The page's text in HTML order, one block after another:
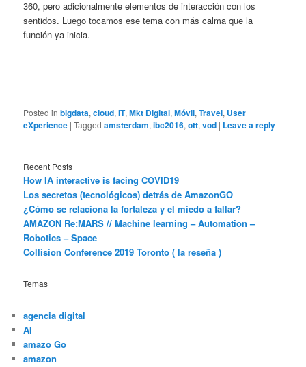
360, pero adicionalmente elementos de interacción con los
sentidos. Luego tocamos ese tema con más calma que la
función ya inicia.
Posted in bigdata,cloud,IT,Mkt Digital,Móvil,Travel, User
eXperience |Tagged amsterdam,ibc2016,ott,vod | Leave a reply
Recent Posts
How IA interactive is facing COVID19
Los secretos (tecnológicos) detrás de AmazonGO
¿Cómo se relaciona la fortaleza y el miedo a fallar?
AMAZON Re:MARS // Machine learning – Automation –
Robotics – Space
Collision Conference 2019 Toronto ( la reseña )
Temas
agencia digital
AI
amazo Go
amazon